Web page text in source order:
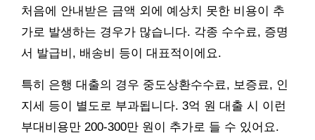
처음에 안내받은 금액 외에 예상치 못한 비용이 추
가로 발생하는 경우가 많습니다. 각종 수수료, 증명
서 발급비, 배송비 등이 대표적이에요.
특히 은행 대출의 경우 중도상환수수료, 보증료, 인
지세 등이 별도로 부과됩니다. 3억 원 대출 시 이런
부대비용만 200-300만 원이 추가로 들 수 있어요.